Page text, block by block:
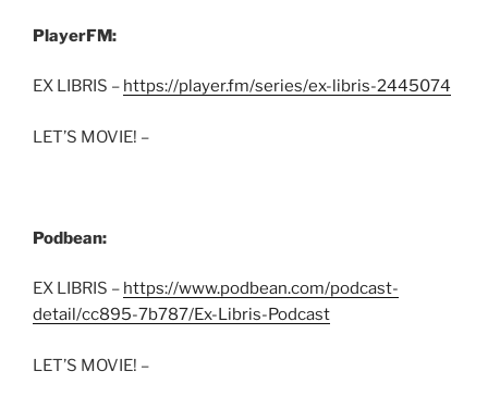
PlayerFM:
EX LIBRIS – https://player.fm/series/ex-libris-2445074
LET’S MOVIE! –
Podbean:
EX LIBRIS – https://www.podbean.com/podcast-
detail/cc895-7b787/Ex-Libris-Podcast
LET’S MOVIE! –